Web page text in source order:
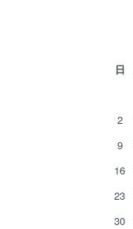
日
2
9
16
23
30